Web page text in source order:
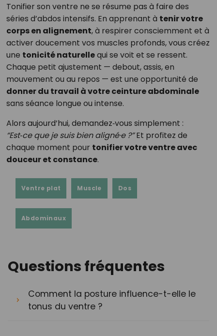
Tonifier son ventre ne se résume pas à faire des
séries d’abdos intensifs. En apprenant à tenir votre
corps en alignement, à respirer consciemment et à
activer doucement vos muscles profonds, vous créez
une tonicité naturellequi se voit et se ressent.
Chaque petit ajustement — debout, assis, en
mouvement ou au repos — est une opportunité de
donner du travail à votre ceinture abdominale
sans séance longue ou intense.
Alors aujourd’hui, demandez‑vous simplement :
“Est‑ce que je suis bien aligné·e ?”Et profitez de
chaque moment pour tonifier votre ventre avec
douceur et constance.
Ventre plat Muscle Dos
Abdominaux
Questions fréquentes
Comment la posture influence-t-elle le
tonus du ventre ?